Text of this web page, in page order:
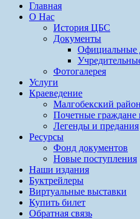
Главная
О Нас
История ЦБС
Документы
Официальные
Фотогалерея
Услуги
Краеведение
Малгобекский
Почетные граждане
Легенды и предания
Ресурсы
Фонд документов
Новые поступления
Наши издания
Буктрейлеры
Виртуальные выставки
Купить билет
Обратная связь